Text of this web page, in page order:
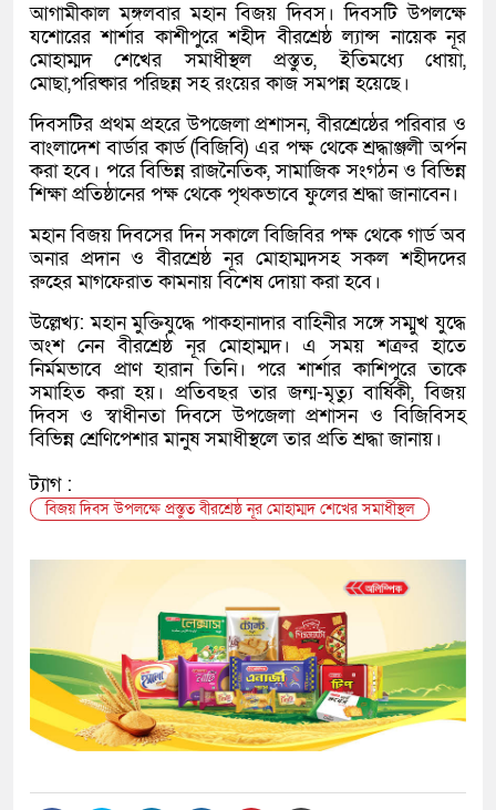
আগামীকাল মঙ্গলবার মহান বিজয় দিবস। দিবসটি উপলক্ষে
যশোরের শার্শার কাশীপুরে শহীদ বীরশ্রেষ্ঠ ল্যান্স নায়েক নূর
মোহাম্মদ শেখের সমাধীস্থল প্রস্তুত, ইতিমধ্যে ধোয়া,
মোছা,পরিষ্কার পরিছন্ন সহ রংয়ের কাজ সমপন্ন হয়েছে।
দিবসটির প্রথম প্রহরে উপজেলা প্রশাসন, বীরশ্রেষ্ঠের পরিবার ও
বাংলাদেশ বার্ডার কার্ড (বিজিবি) এর পক্ষ থেকে শ্রদ্ধাঞ্জলী অর্পন
করা হবে। পরে বিভিন্ন রাজনৈতিক, সামাজিক সংগঠন ও বিভিন্ন
শিক্ষা প্রতিষ্ঠানের পক্ষ থেকে পৃথকভাবে ফুলের শ্রদ্ধা জানাবেন।
মহান বিজয় দিবসের দিন সকালে বিজিবির পক্ষ থেকে গার্ড অব
অনার প্রদান ও বীরশ্রেষ্ঠ নূর মোহাম্মদসহ সকল শহীদদের
রুহের মাগফেরাত কামনায় বিশেষ দোয়া করা হবে।
উল্লেখ্য: মহান মুক্তিযুদ্ধে পাকহানাদার বাহিনীর সঙ্গে সম্মুখ যুদ্ধে
অংশ নেন বীরশ্রেষ্ঠ নূর মোহাম্মদ। এ সময় শত্রুর হাতে
নির্মমভাবে প্রাণ হারান তিনি। পরে শার্শার কাশিপুরে তাকে
সমাহিত করা হয়। প্রতিবছর তার জন্ম-মৃত্যু বার্ষিকী, বিজয়
দিবস ও স্বাধীনতা দিবসে উপজেলা প্রশাসন ও বিজিবিসহ
বিভিন্ন শ্রেণিপেশার মানুষ সমাধীস্থলে তার প্রতি শ্রদ্ধা জানায়।
ট্যাগ :
বিজয় দিবস উপলক্ষে প্রস্তুত বীরশ্রেষ্ঠ নূর মোহাম্মদ শেখের সমাধীস্থল